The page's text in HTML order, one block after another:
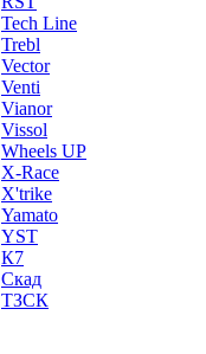
Tech Line
Trebl
Vector
Venti
Vianor
Vissol
Wheels UP
X-Race
X'trike
Yamato
YST
К7
Скад
ТЗСК